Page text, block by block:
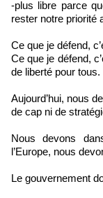
-plus libre parce
rester notre priorité
Ce que je défend,
Ce que je défend,
de liberté pour tous.
Aujourd’hui, nous
de cap ni de
Nous devons
l’Europe, nous
Le gouvernement